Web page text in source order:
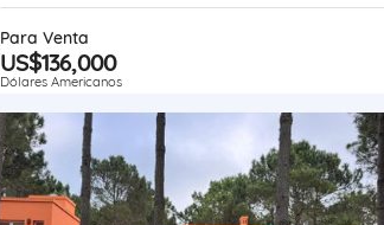
Para Venta
US$136,000
Dólares Americanos